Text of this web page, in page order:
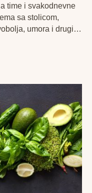
time i svakodnevne
sa stolicom,
umora i drugih,